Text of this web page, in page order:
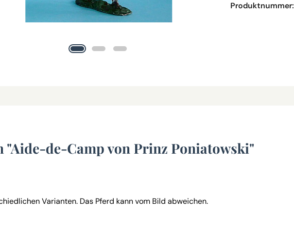
Produktnummer:
de-Camp von Prinz Poniatowski"
Varianten. Das Pferd kann vom Bild abweichen.